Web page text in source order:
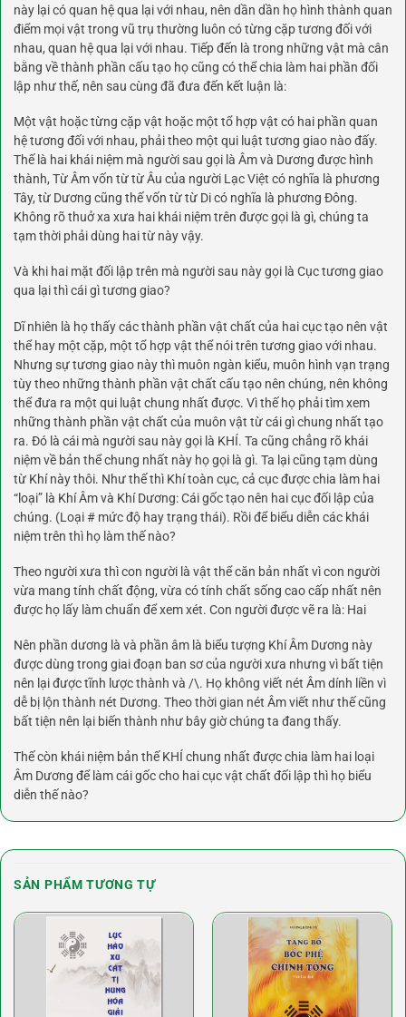
này lại có quan hệ qua lại với nhau, nên dần dần họ hình thành quan
điểm mọi vật trong vũ trụ thường luôn có từng cặp tương đối với
nhau, quan hệ qua lại với nhau. Tiếp đến là trong những vật mà cân
bằng về thành phần cấu tạo họ cũng có thể chia làm hai phần đối
lập như thế, nên sau cùng đã đưa đến kết luận là:
Một vật hoặc từng cặp vật hoặc một tổ hợp vật có hai phần quan
hệ tương đối với nhau, phải theo một qui luật tương giao nào đấy.
Thế là hai khái niệm mà người sau gọi là Âm và Dương được hình
thành, Từ Âm vốn từ từ Âu của người Lạc Việt có nghĩa là phương
Tây, từ Dương cũng thế vốn từ từ Di có nghĩa là phương Đông.
Không rõ thuở xa xưa hai khái niệm trên được gọi là gì, chúng ta
tạm thời phải dùng hai từ này vậy.
Và khi hai mặt đối lập trên mà người sau này gọi là Cục tương giao
qua lại thì cái gì tương giao?
Dĩ nhiên là họ thấy các thành phần vật chất của hai cục tạo nên vật
thể hay một cặp, một tổ hợp vật thể nói trên tương giao với nhau.
Nhưng sự tương giao này thì muôn ngàn kiểu, muôn hình vạn trạng
tùy theo những thành phần vật chất cấu tạo nên chúng, nên không
thể đưa ra một qui luật chung nhất được. Vì thế họ phải tìm xem
những thành phần vật chất của muôn vật từ cái gì chung nhất tạo
ra. Đó là cái mà người sau này gọi là KHÍ. Ta cũng chẳng rõ khái
niệm về bản thể chung nhất này họ gọi là gì. Ta lại cũng tạm dùng
từ Khí này thôi. Như thế thì Khí toàn cục, cả cục được chia làm hai
“loại” là Khí Âm và Khí Dương: Cái gốc tạo nên hai cục đối lập của
chúng. (Loại # mức độ hay trạng thái). Rồi để biểu diễn các khái
niệm trên thì họ làm thế nào?
Theo người xưa thì con người là vật thể căn bản nhất vì con người
vừa mang tính chất động, vừa có tính chất sống cao cấp nhất nên
được họ lấy làm chuẩn để xem xét. Con người được vẽ ra là: Hai
Nên phần dương là và phần âm là biểu tượng Khí Âm Dương này
được dùng trong giai đoạn ban sơ của người xưa nhưng vì bất tiện
nên lại được tĩnh lược thành và /\. Họ không viết nét Âm dính liền vì
dễ bị lộn thành nét Dương. Theo thời gian nét Âm viết như thế cũng
bất tiện nên lại biến thành như bây giờ chúng ta đang thấy.
Thế còn khái niệm bản thế KHÍ chung nhất được chia làm hai loại
Âm Dương để làm cái gốc cho hai cục vật chất đối lập thì họ biểu
diễn thế nào?
SẢN PHẨM TƯƠNG TỰ